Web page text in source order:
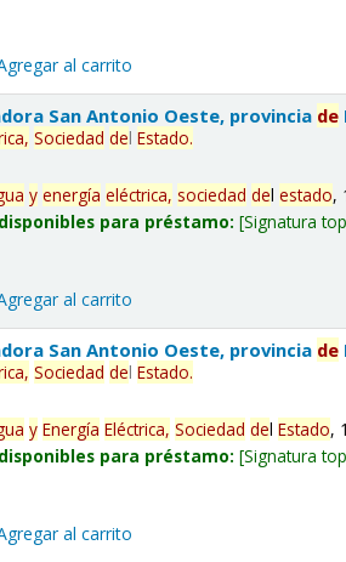
al carrito
San Antonio Oeste, provincia de
Sociedad delEstado.
y energía eléctrica, sociedad delestado,
para préstamo: Signatura
al carrito
San Antonio Oeste, provincia de
Sociedad delEstado.
y Energía Eléctrica, Sociedad delEstado,
para préstamo: Signatura
al carrito